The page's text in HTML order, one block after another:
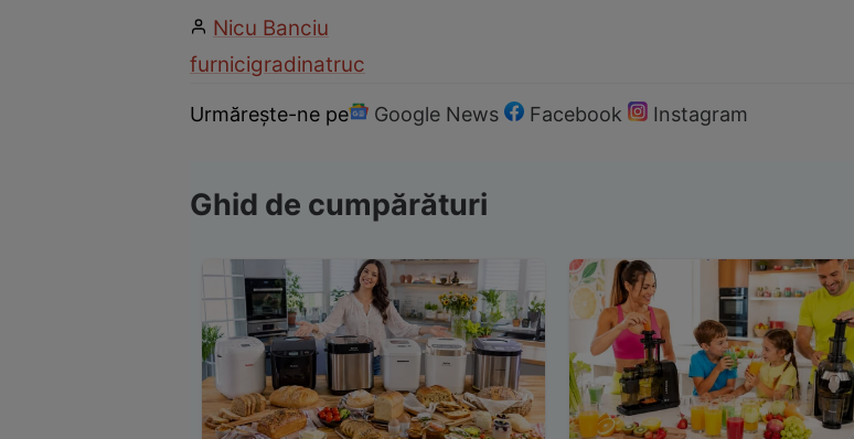
Nicu Banciu
furnicigradinatruc
Urmărește-ne pe Google News Facebook Instagram
Ghid de cumpărături